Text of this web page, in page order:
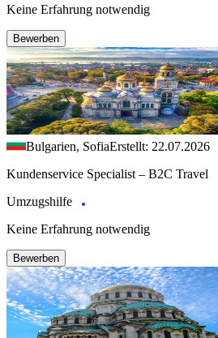
Keine Erfahrung notwendig
Bewerben
Bulgarien, SofiaErstellt: 22.07.2026
Kundenservice Specialist – B2C Travel
Umzugshilfe
Keine Erfahrung notwendig
Bewerben